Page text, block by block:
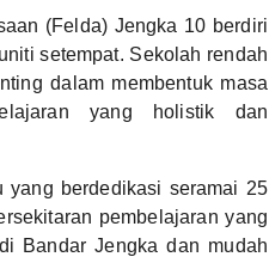
(Felda) Jengka 10 berdiri
setempat. Sekolah rendah
dalam membentuk masa
yang holistik dan
yang berdedikasi seramai 25
pembelajaran yang
Bandar Jengka dan mudah